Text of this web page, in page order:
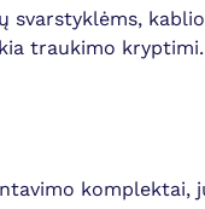
traukimo kryptimi.
komplektai,